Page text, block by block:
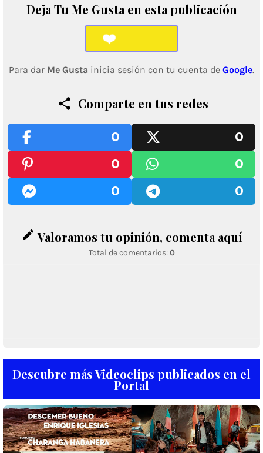
Deja Tu Me Gusta en esta publicación
❤️
Para dar Me Gusta inicia sesión con tu cuenta de Google.
Comparte en tus redes
0
0
0
0
0
0
edit Valoramos tu opinión, comenta aquí
Total de comentarios:0
Descubre más Videoclips publicados en el
Portal